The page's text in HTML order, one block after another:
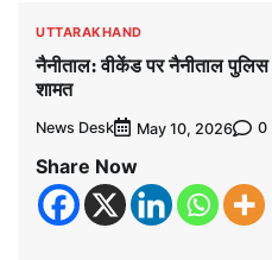
UTTARAKHAND
नैनीताल: वीकेंड पर नैनीताल
शामत
News Desk May 10, 2026 0
Share Now